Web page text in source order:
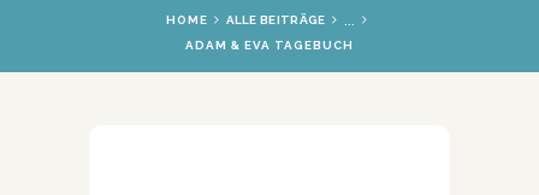
HOME ALLE BEITRÄGE
ADAM & EVA TAGEBUCH